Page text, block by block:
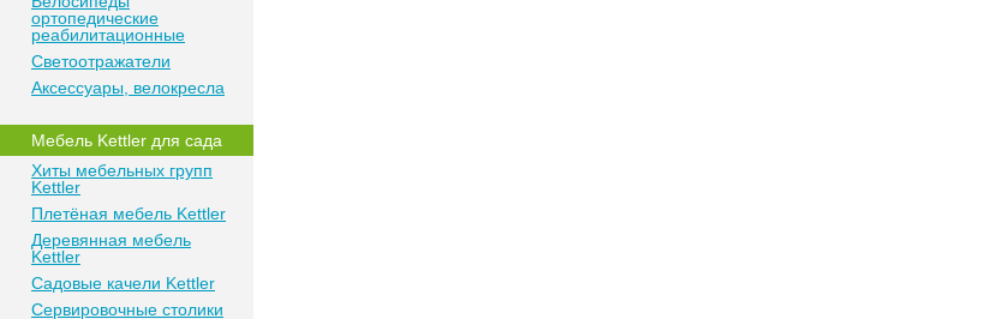
ортопедические
реабилитационные
Светоотражатели
Аксессуары, велокресла
Мебель Kettler для сада
Хиты мебельных групп
Kettler
Плетёная мебель Kettler
Деревянная мебель
Kettler
Садовые качели Kettler
Сeрвирoвочные cтoлики